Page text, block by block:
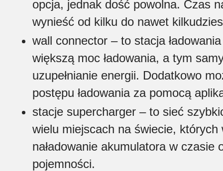
opcja, jednak dość powolna. Czas
wynieść od kilku do nawet
wall connector – to stacja
większą moc ładowania, a tym
uzupełnianie energii. Dodatkowo
postępu ładowania za pomocą
stacje supercharger – to sieć
wielu miejscach na świecie, których
naładowanie akumulatora w czasie
pojemności.